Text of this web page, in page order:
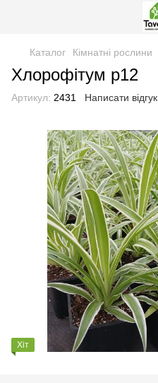
Каталог Кімнатні рослини
Хлорофітум р12
Артикул: 2431 Написати відгук
Хіт